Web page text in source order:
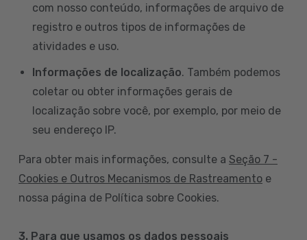
com nosso conteúdo, informações de arquivo de
registro e outros tipos de informações de
atividades e uso.
Informações de localização. Também podemos
coletar ou obter informações gerais de
localização sobre você, por exemplo, por meio de
seu endereço IP.
Para obter mais informações, consulte a Seção 7 -
Cookies e Outros Mecanismos de Rastreamento e
nossa página de Política sobre Cookies.
3. Para que usamos os dados pessoais